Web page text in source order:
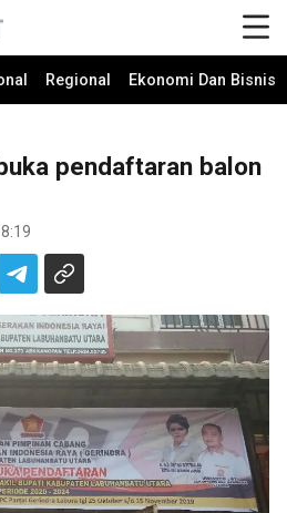
Regional Ekonomi Dan Bisnis
pendaftaran balon